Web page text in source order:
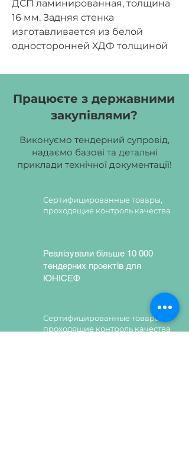
ДСП ламинированная, толщина
16 мм. Задняя стенка
изготавливается из белой
односторонней ХДФ толщиной
оклееный кромочной лентой
типа, на 6 отделений, имеет две
полки. Имеет фигурные вырезы
Цвет ДСП: крем.
Працюєте з державними
закупівлями?
Виконуємо тендерний супровід,
надаємо базові та детальні
приклади технічної документації!
Сертифицированные товары,
проходящие контроль качества
Реалізували більше 10 000
тендерних проектів для
ЮНІСЕФ
Сертифицированные товары,
проходящие контроль качества